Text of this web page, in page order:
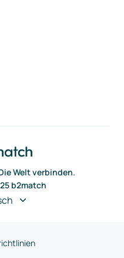
Welt verbinden.
b2match